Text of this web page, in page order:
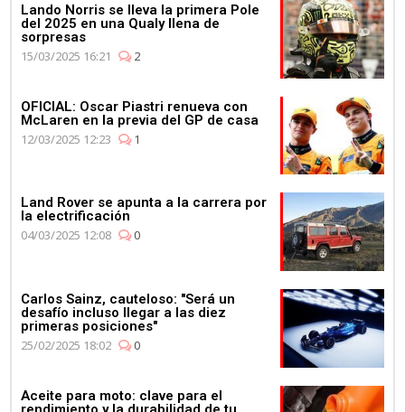
Lando Norris se lleva la primera Pole
del 2025 en una Qualy llena de
sorpresas
15/03/2025 16:21
2
OFICIAL: Oscar Piastri renueva con
McLaren en la previa del GP de casa
12/03/2025 12:23
1
Land Rover se apunta a la carrera por
la electrificación
04/03/2025 12:08
0
Carlos Sainz, cauteloso: "Será un
desafío incluso llegar a las diez
primeras posiciones"
25/02/2025 18:02
0
Aceite para moto: clave para el